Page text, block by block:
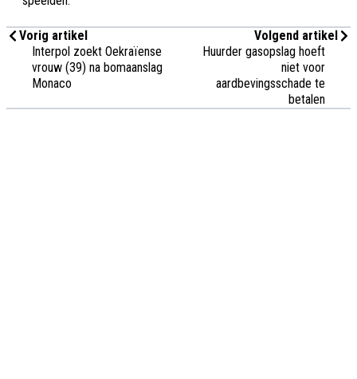
Vorig artikel
Interpol zoekt Oekraïense
vrouw (39) na bomaanslag
Monaco
Volgend artikel
Huurder gasopslag hoeft
niet voor
aardbevingsschade te
betalen